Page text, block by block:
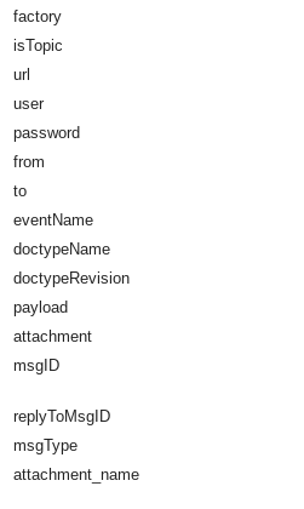
factory
isTopic
url
user
password
from
to
eventName
doctypeName
doctypeRevision
payload
attachment
msgID
replyToMsgID
msgType
attachment_name